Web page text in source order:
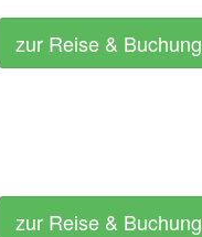
zur Reise & Buchung
zur Reise & Buchung